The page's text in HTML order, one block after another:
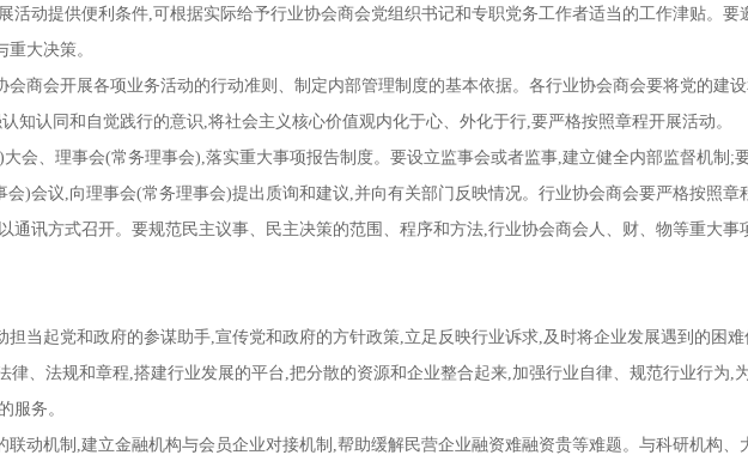
活动提供便利条件,可根据实际给予行业协会商会党组织书记和专职党务工作者适当的工作津贴。
大决策。
会开展各项业务活动的行动准则、制定内部管理制度的基本依据。各行业协会商会要将党的建
知认同和自觉践行的意识,将社会主义核心价值观内化于心、外化于行,要严格按照章程开展活动。
、理事会(常务理事会),落实重大事项报告制度。要设立监事会或者监事,建立健全内部监督机制;
)会议,向理事会(常务理事会)提出质询和建议,并向有关部门反映情况。行业协会商会要严格按照章
通讯方式召开。要规范民主议事、民主决策的范围、程序和方法,行业协会商会人、财、物等重大
起党和政府的参谋助手,宣传党和政府的方针政策,立足反映行业诉求,及时将企业发展遇到的困
律、法规和章程,搭建行业发展的平台,把分散的资源和企业整合起来,加强行业自律、规范行业行为,
服务。
机制,建立金融机构与会员企业对接机制,帮助缓解民营企业融资难融资贵等难题。与科研机构、